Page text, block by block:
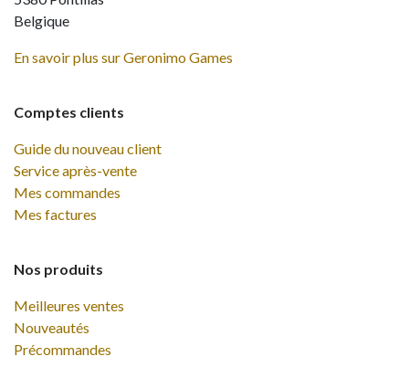
Comptes clients
Guide du nouveau client
Service après-vente
Mes commandes
Mes factures
Nos produits
Meilleures ventes
Nouveautés
Précommandes
Belgique
En savoir plus sur Geronimo Games